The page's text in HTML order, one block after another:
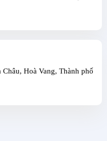
Hoà Vang, Thành phố